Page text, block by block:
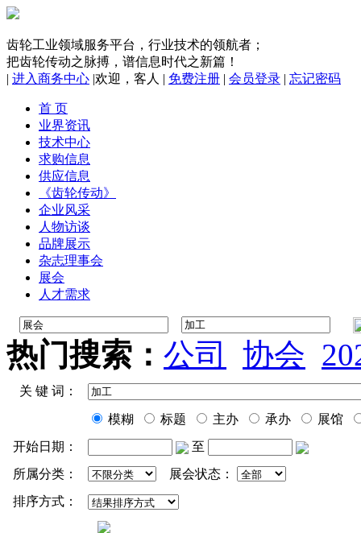
齿轮工业领域服务平台，行业技术的领航者；
把齿轮传动之脉搏，谱信息时代之新篇！
| 进入商务中心 |欢迎， 客人 | 免费注册 | 会员登录 | 忘记密码
首 页
业界资讯
技术中心
求购信息
供应信息
《齿轮传动》
企业风采
人物访谈
品牌展示
杂志理事会
展会
人才需求
热门搜索： 公司 协会
关 键 词：
模糊 标题 主办 承办
展馆
开始日期：
至
所属分类：
展会状态：
排序方式：